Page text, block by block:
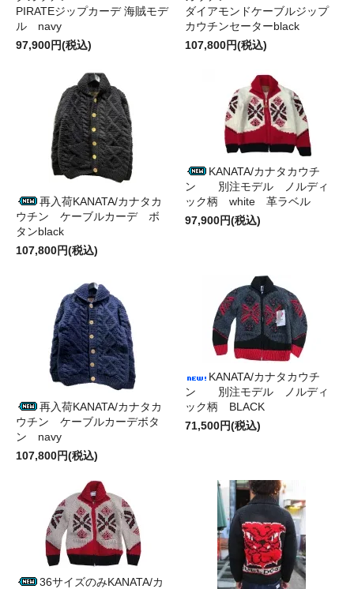
PIRATEジップカーデ 海賊モデ
ル navy
97,900円(税込)
ダイアモンドケーブルジップ
カウチンセーターblack
107,800円(税込)
再入荷KANATA/カナタカ
ウチン ケーブルカーデ ボ
タンblack
107,800円(税込)
KANATA/カナタカウチ
ン 別注モデル ノルディ
ック柄 white 革ラベル
97,900円(税込)
再入荷KANATA/カナタカ
ウチン ケーブルカーデボタ
ン navy
107,800円(税込)
KANATA/カナタカウチ
ン 別注モデル ノルディ
ック柄 BLACK
71,500円(税込)
36サイズのみKANATA/カ